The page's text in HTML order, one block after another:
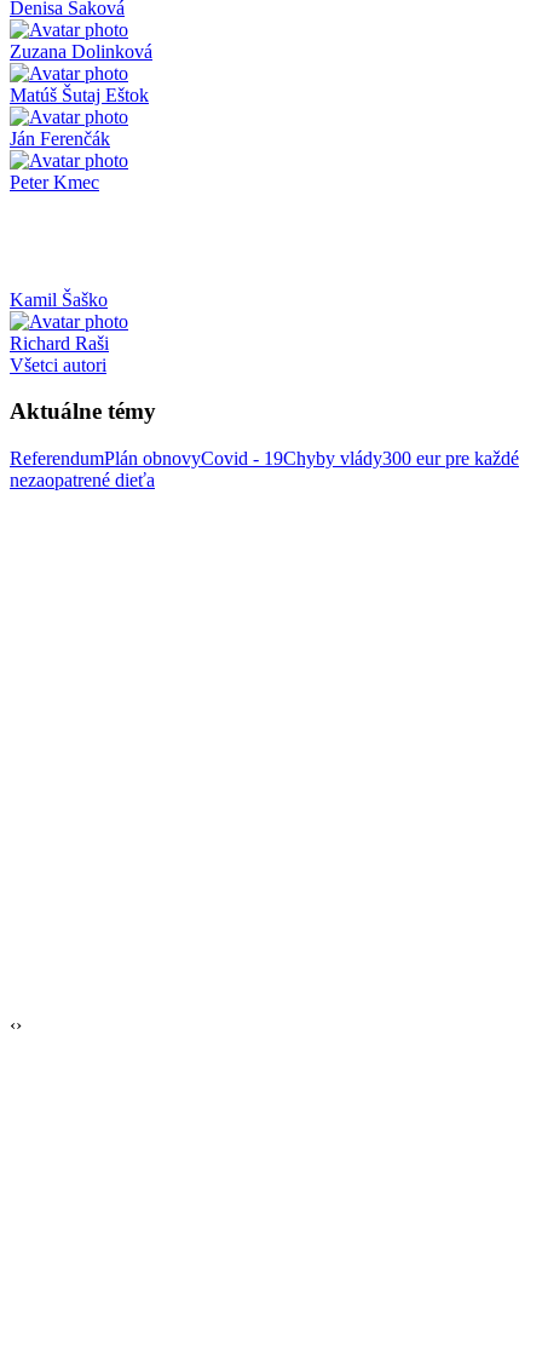
Denisa Saková
Zuzana Dolinková
Matúš Šutaj Eštok
Ján Ferenčák
Peter Kmec
Kamil Šaško
Richard Raši
Všetci autori
Aktuálne témy
ReferendumPlán obnovyCovid - 19Chyby vlády300 eur pre každé
nezaopatrené dieťa
‹›